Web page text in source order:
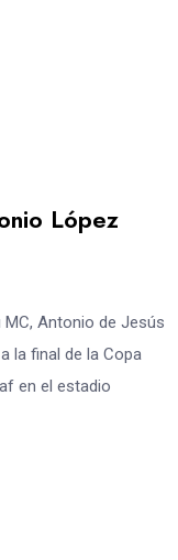
López
Antonio de Jesús
la final de la Copa
en el estadio